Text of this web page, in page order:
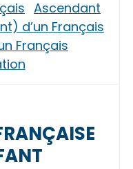
Ascendant
d’un Français
Français